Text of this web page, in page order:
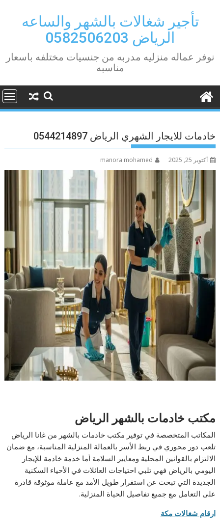
contentتأجير شغالات بالشهر والساعه
الرياض 0582506203
نوفر عماله منزليه مدربه من جنسيات مختلفه باسعار
مناسبه
خادمات للايجار الشهري الرياض 0544214897
أكتوبر 25, 2025 manora mohamed
مكتب خادمات بالشهر الرياض
المكاتب المتخصصة في توفير مكتب خادمات بالشهر من غانا الرياض
تلعب دور محوري في ربط الأسر بالعمالة المنزلية المناسبة، مع ضمان
الالتزام بالقوانين المحلية ومعايير السلامة أما خدمة خادمة للإيجار
اليومي بالرياض فهي تلبي احتياجات العائلات في الأحياء السكنية
الجديدة التي تبحث عن استقرار طويل الأمد مع عاملة موثوقة قادرة
على التعامل مع جميع تفاصيل الحياة المنزلية.
ارقام شغالات مكة